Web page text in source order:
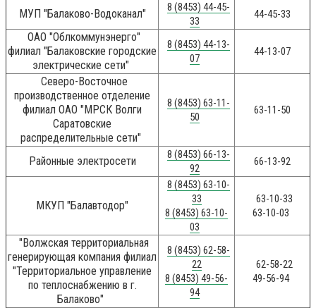
МУП "Балаково-Водоканал"
8 (8453) 44-45-
33
44-45-33
ОАО "Облкоммунэнерго"
филиал "Балаковские городские
электрические сети"
8 (8453) 44-13-
07
44-13-07
Северо-Восточное
производственное отделение
филиал ОАО "МРСК Волги
Саратовские
распределительные сети"
8 (8453) 63-11-
50
63-11-50
Районные электросети
8 (8453) 66-13-
92
66-13-92
МКУП "Балавтодор"
8 (8453) 63-10-
33
8 (8453) 63-10-
03
63-10-33
63-10-03
"Волжская территориальная
генерирующая компания филиал
"Территориальное управление
по теплоснабжению в г.
Балаково"
8 (8453) 62-58-
22
8 (8453) 49-56-
94
62-58-22
49-56-94